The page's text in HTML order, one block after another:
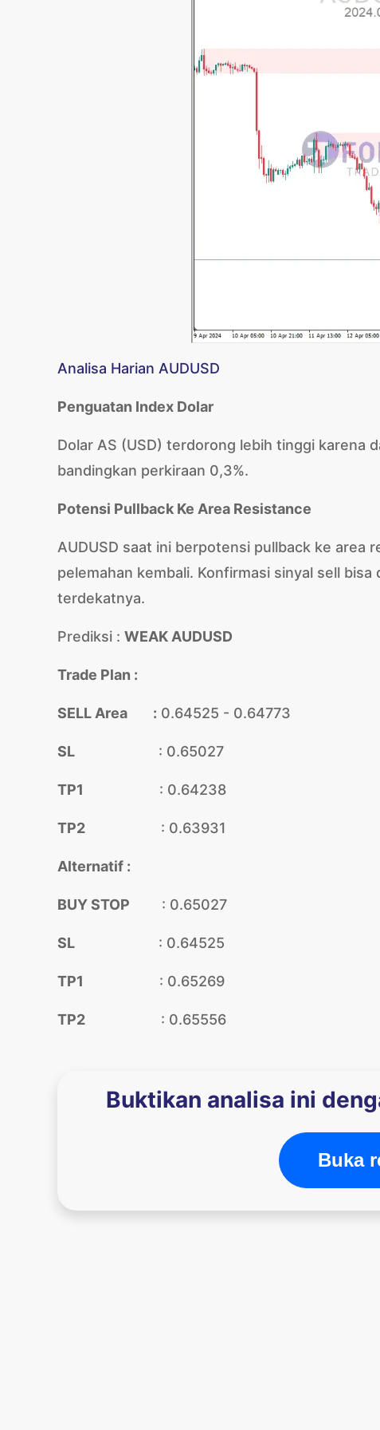
Analisa Harian AUDUSD
Penguatan Index Dolar
Dolar AS (USD) terdorong lebih tinggi karena
bandingkan perkiraan 0,3%.
Potensi Pullback Ke Area Resistance
AUDUSD saat ini berpotensi pullback ke area
pelemahan kembali. Konfirmasi sinyal sell
terdekatnya.
Prediksi : WEAK AUDUSD
Trade Plan :
SELL Area : 0.64525 - 0.64773
SL : 0.65027
TP1 : 0.64238
TP2 : 0.63931
Alternatif :
BUY STOP : 0.65027
SL : 0.64525
TP1 : 0.65269
TP2 : 0.65556
Buktikan analisa ini
Buka